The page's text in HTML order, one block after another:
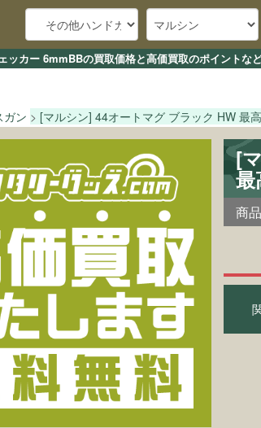
カー 6mmBBの買取価格と高価買取のポイントな
ガン [マルシン] 44オートマグ ブラック HW 最
[
商